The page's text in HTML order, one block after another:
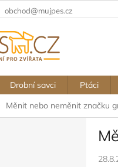
obchod@mujpes.cz
Drobní savci Ptáci
Měnit nebo neměnit značku